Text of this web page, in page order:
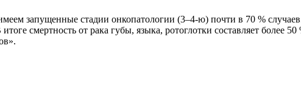
запущенные стадии онкопатологии (3–4-ю) почти в 70 %
смертность от рака губы, языка, ротоглотки составляет более 50